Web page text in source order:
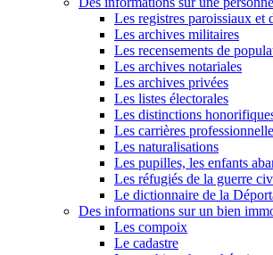
Les registres paroissiaux et
Les archives militaires
Les recensements de
Les archives notariales
Les archives privées
Les listes électorales
Les distinctions
Les carrières
Les naturalisations
Les pupilles, les enfants
Les réfugiés de la guerre
Le dictionnaire de la
Des informations sur un bien
Les compoix
Le cadastre